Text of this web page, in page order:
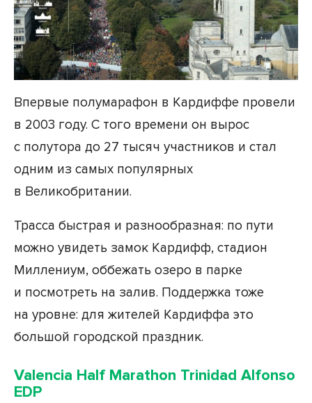
Впервые полумарафон в Кардиффе провели
в 2003 году. С того времени он вырос
с полутора до 27 тысяч участников и стал
одним из самых популярных
в Великобритании.
Трасса быстрая и разнообразная: по пути
можно увидеть замок Кардифф, стадион
Миллениум, оббежать озеро в парке
и посмотреть на залив. Поддержка тоже
на уровне: для жителей Кардиффа это
большой городской праздник.
Valencia Half Marathon Trinidad Alfonso
EDP